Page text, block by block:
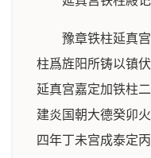
豫章铁柱延真
柱爲旌阳所铸以镇
延真宫嘉定加铁柱
建炎国朝大德癸卯
四年丁未宫成泰定